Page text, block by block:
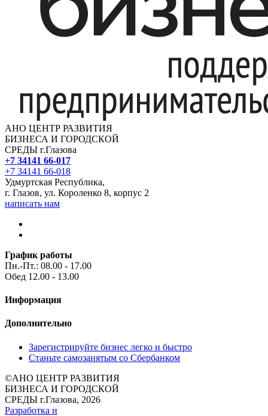
АНО ЦЕНТР РАЗВИТИЯ
БИЗНЕСА И ГОРОДСКОЙ
СРЕДЫ г.Глазова
+7 34141 66-017
+7 34141 66-018
Удмуртская Республика,
г. Глазов, ул. Короленко 8, корпус 2
написать нам
График работы
Пн.-Пт.: 08.00 - 17.00
Обед 12.00 - 13.00
Информация
Дополнительно
Зарегистрируйте бизнес легко и быстро
Станьте самозанятым со Сбербанком
©АНО ЦЕНТР РАЗВИТИЯ
БИЗНЕСА И ГОРОДСКОЙ
СРЕДЫ г.Глазова, 2026
Разработка и